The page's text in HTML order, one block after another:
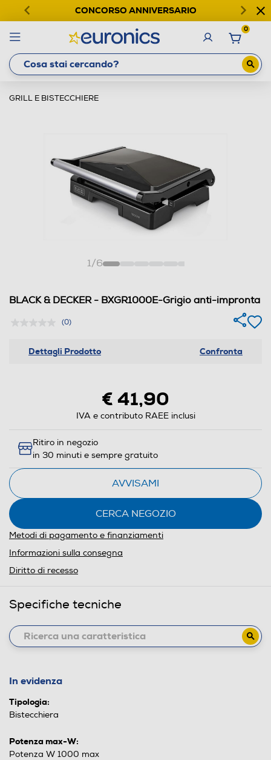
CONCORSO ANNIVERSARIO
0
GRILL E BISTECCHIERE
1/6
BLACK & DECKER - BXGR1000E-Grigio anti-impronta
(0)
Dettagli Prodotto Confronta
€ 41,90
IVA e contributo RAEE inclusi
Ritiro in negozio
in 30 minuti e sempre gratuito
AVVISAMI
CERCA NEGOZIO
Metodi di pagamento e finanziamenti
Informazioni sulla consegna
Diritto di recesso
Specifiche tecniche
In evidenza
Tipologia:
Bistecchiera
Potenza max-W:
Potenza W 1000 max